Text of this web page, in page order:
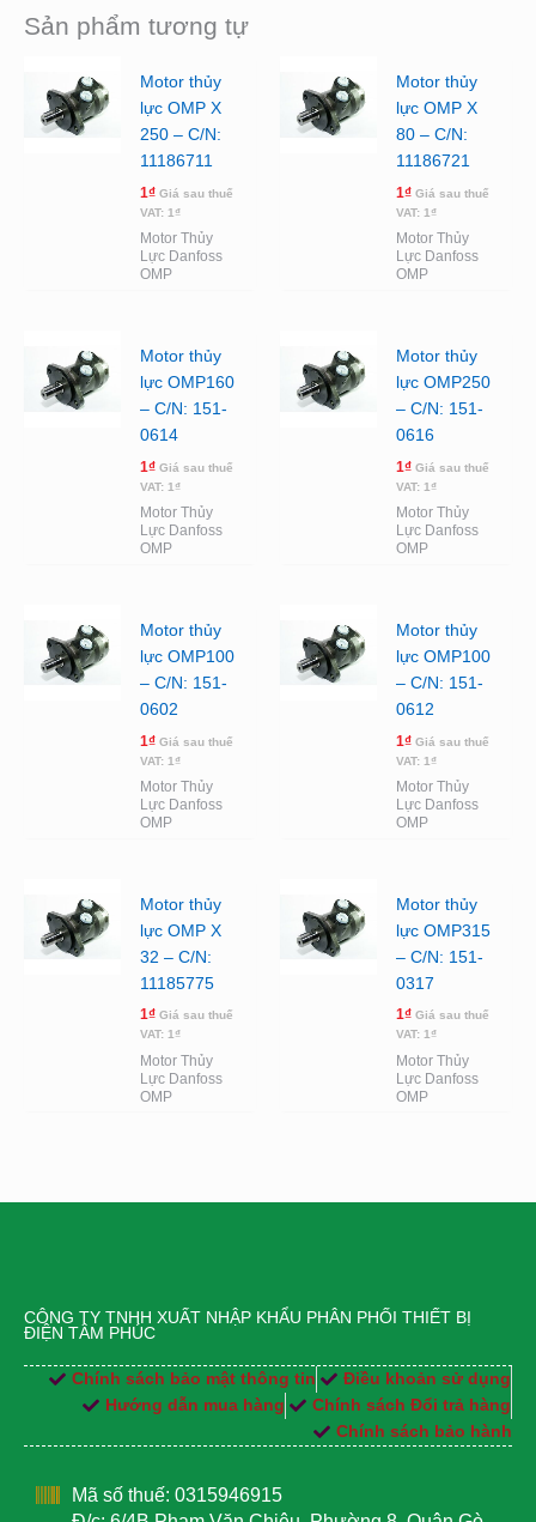
Sản phẩm tương tự
Motor thủy
lực OMP X
250 – C/N:
11186711
1₫ Giá sau thuế
VAT: 1₫
Motor Thủy
Lực Danfoss
OMP
Motor thủy
lực OMP X
80 – C/N:
11186721
1₫ Giá sau thuế
VAT: 1₫
Motor Thủy
Lực Danfoss
OMP
Motor thủy
lực OMP160
– C/N: 151-
0614
1₫ Giá sau thuế
VAT: 1₫
Motor Thủy
Lực Danfoss
OMP
Motor thủy
lực OMP250
– C/N: 151-
0616
1₫ Giá sau thuế
VAT: 1₫
Motor Thủy
Lực Danfoss
OMP
Motor thủy
lực OMP100
– C/N: 151-
0602
1₫ Giá sau thuế
VAT: 1₫
Motor Thủy
Lực Danfoss
OMP
Motor thủy
lực OMP100
– C/N: 151-
0612
1₫ Giá sau thuế
VAT: 1₫
Motor Thủy
Lực Danfoss
OMP
Motor thủy
lực OMP X
32 – C/N:
11185775
1₫ Giá sau thuế
VAT: 1₫
Motor Thủy
Lực Danfoss
OMP
Motor thủy
lực OMP315
– C/N: 151-
0317
1₫ Giá sau thuế
VAT: 1₫
Motor Thủy
Lực Danfoss
OMP
CÔNG TY TNHH XUẤT NHẬP KHẨU PHÂN PHỐI THIẾT BỊ
ĐIỆN TÂM PHÚC
Chính sách bảo mật thông tin
Điều khoản sử dụng
Hướng dẫn mua hàng
Chính sách Đổi trả hàng
Chính sách bảo hành
Mã số thuế: 0315946915